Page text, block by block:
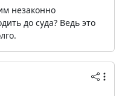
незаконно
до суда? Ведь это